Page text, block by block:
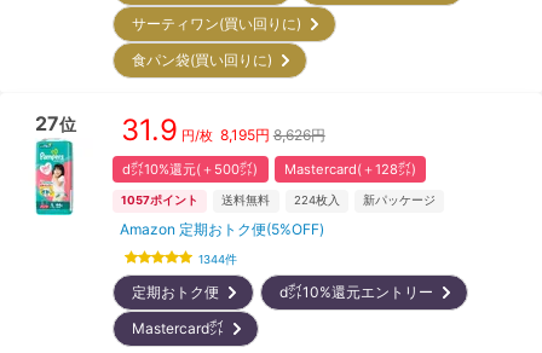
サーティワン(買い回りに)
食パン袋(買い回りに)
27位 31.9 円/枚 8,195円 8,626円
d㌽10%還元(＋500㌽) Mastercard(＋128㌽)
1057ポイント 送料無料 224枚入 新パッケージ
Amazon 定期おトク便(5%OFF)
1344件
定期おトク便
d㌽10%還元エントリー
Mastercard㌽